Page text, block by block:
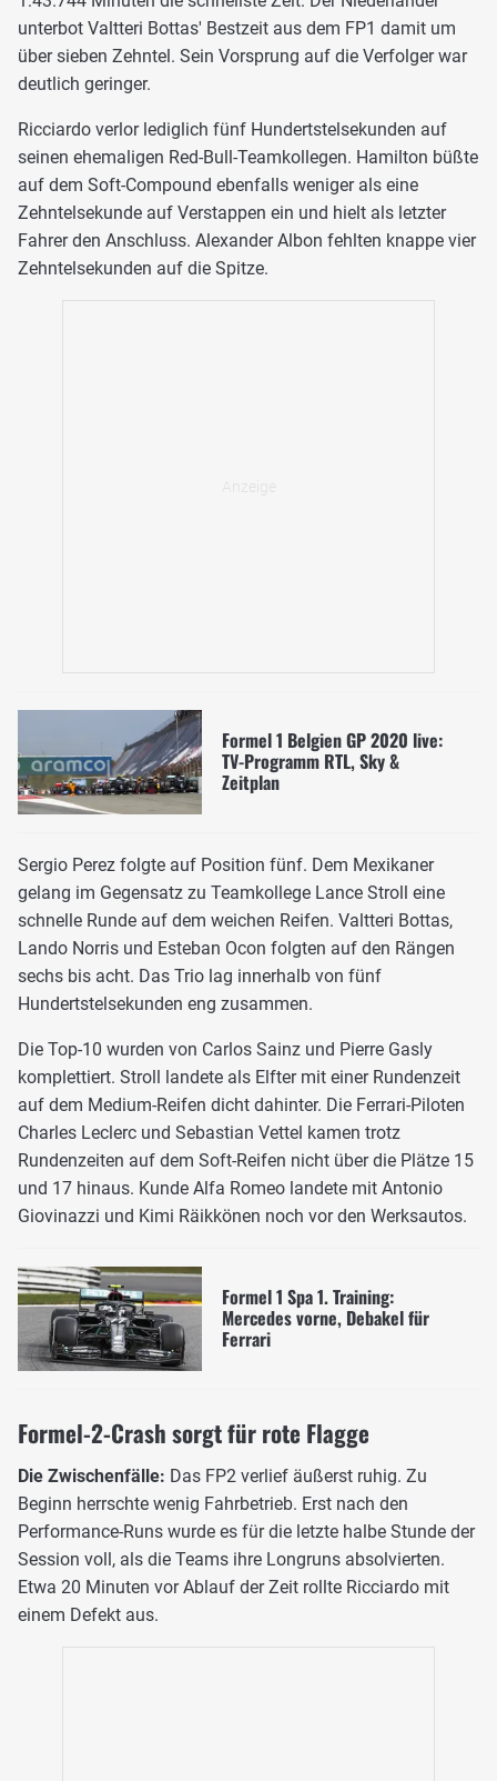
unterbot Valtteri Bottas' Bestzeit aus dem FP1 damit um
über sieben Zehntel. Sein Vorsprung auf die Verfolger war
deutlich geringer.
Ricciardo verlor lediglich fünf Hundertstelsekunden auf
seinen ehemaligen Red-Bull-Teamkollegen. Hamilton büßte
auf dem Soft-Compound ebenfalls weniger als eine
Zehntelsekunde auf Verstappen ein und hielt als letzter
Fahrer den Anschluss. Alexander Albon fehlten knappe vier
Zehntelsekunden auf die Spitze.
Formel 1 Belgien GP 2020 live:
TV-Programm RTL, Sky &
Zeitplan
Sergio Perez folgte auf Position fünf. Dem Mexikaner
gelang im Gegensatz zu Teamkollege Lance Stroll eine
schnelle Runde auf dem weichen Reifen. Valtteri Bottas,
Lando Norris und Esteban Ocon folgten auf den Rängen
sechs bis acht. Das Trio lag innerhalb von fünf
Hundertstelsekunden eng zusammen.
Die Top-10 wurden von Carlos Sainz und Pierre Gasly
komplettiert. Stroll landete als Elfter mit einer Rundenzeit
auf dem Medium-Reifen dicht dahinter. Die Ferrari-Piloten
Charles Leclerc und Sebastian Vettel kamen trotz
Rundenzeiten auf dem Soft-Reifen nicht über die Plätze 15
und 17 hinaus. Kunde Alfa Romeo landete mit Antonio
Giovinazzi und Kimi Räikkönen noch vor den Werksautos.
Formel 1 Spa 1. Training:
Mercedes vorne, Debakel für
Ferrari
Formel-2-Crash sorgt für rote Flagge
Die Zwischenfälle: Das FP2 verlief äußerst ruhig. Zu
Beginn herrschte wenig Fahrbetrieb. Erst nach den
Performance-Runs wurde es für die letzte halbe Stunde der
Session voll, als die Teams ihre Longruns absolvierten.
Etwa 20 Minuten vor Ablauf der Zeit rollte Ricciardo mit
einem Defekt aus.